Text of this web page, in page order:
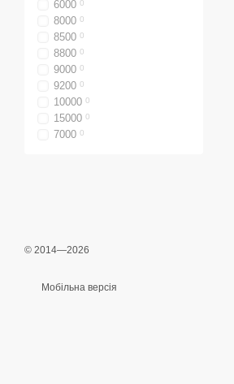
6000 0
8000 0
8500 0
8800 0
9000 0
9200 0
10000 0
15000 0
7000 0
© 2014—2026
Мобільна версія